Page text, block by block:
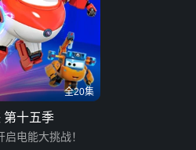
全20集
第十五季
电能大挑战！